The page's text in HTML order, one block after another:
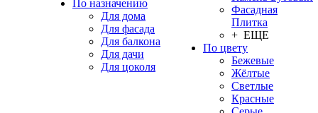
По назначению
Для дома
Для фасада
Для балкона
Для дачи
Для цоколя
Фасадная
Плитка
+ ЕЩЕ
По цвету
Бежевые
Жёлтые
Светлые
Красные